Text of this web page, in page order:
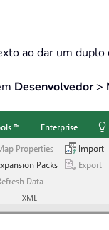
ao dar um
Desenvolvedor>